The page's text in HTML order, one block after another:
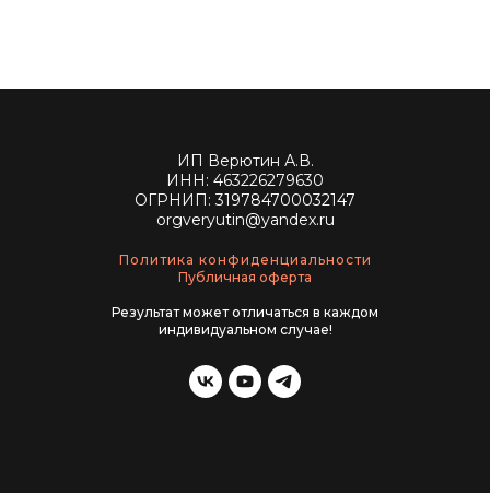
ИП Верютин А.В.
ИНН: 463226279630
ОГРНИП: 319784700032147
orgveryutin@yandex.ru
Политика конфиденциальности
Публичная оферта
Результат может отличаться в каждом
индивидуальном случае!